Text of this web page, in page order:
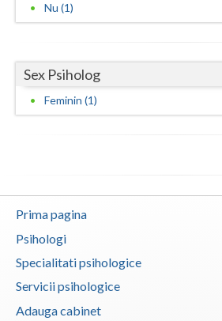
Suceava
Timis
Tulcea
Vrancea
Nu (1)
Sex Psiholog
Feminin (1)
Prima pagina
Psihologi
Specialitati psihologice
Servicii psihologice
Adauga cabinet